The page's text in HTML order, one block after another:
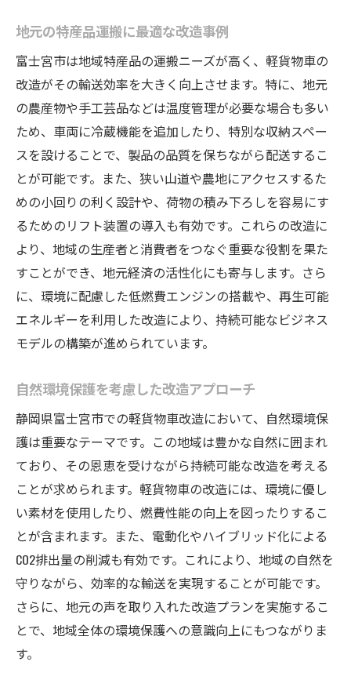
地元の特産品運搬に最適な改造事例
富士宮市は地域特産品の運搬ニーズが高く、軽貨物車の
改造がその輸送効率を大きく向上させます。特に、地元
の農産物や手工芸品などは温度管理が必要な場合も多い
ため、車両に冷蔵機能を追加したり、特別な収納スペー
スを設けることで、製品の品質を保ちながら配送するこ
とが可能です。また、狭い山道や農地にアクセスするた
めの小回りの利く設計や、荷物の積み下ろしを容易にす
るためのリフト装置の導入も有効です。これらの改造に
より、地域の生産者と消費者をつなぐ重要な役割を果た
すことができ、地元経済の活性化にも寄与します。さら
に、環境に配慮した低燃費エンジンの搭載や、再生可能
エネルギーを利用した改造により、持続可能なビジネス
モデルの構築が進められています。
自然環境保護を考慮した改造アプローチ
静岡県富士宮市での軽貨物車改造において、自然環境保
護は重要なテーマです。この地域は豊かな自然に囲まれ
ており、その恩恵を受けながら持続可能な改造を考える
ことが求められます。軽貨物車の改造には、環境に優し
い素材を使用したり、燃費性能の向上を図ったりするこ
とが含まれます。また、電動化やハイブリッド化による
CO2排出量の削減も有効です。これにより、地域の自然を
守りながら、効率的な輸送を実現することが可能です。
さらに、地元の声を取り入れた改造プランを実施するこ
とで、地域全体の環境保護への意識向上にもつながりま
す。